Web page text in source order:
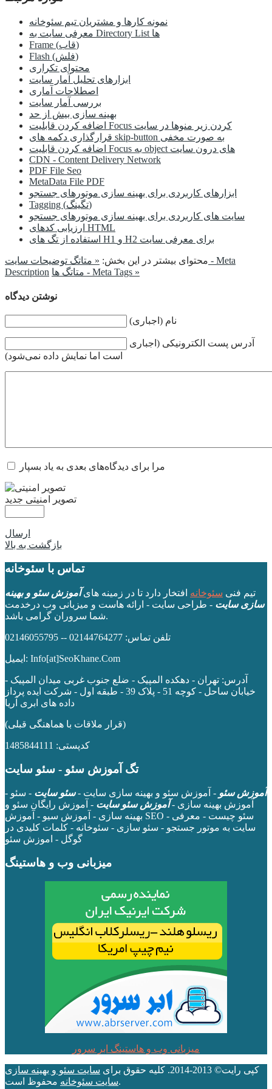
نمونه کارها و مشتریان تیم سئوخانه
معرفی سایت به Directory List ها
Frame (قاب)
Flash (فلش)
محتوای تکراری
ابزارهای تحلیل آمار سایت
اصطلاحات آماری
بررسی آمار سایت
بهینه سازی بیش از حد
اضافه کردن قابلیت Focus کردن زیر منوها در سایت
قرارگذاری دکمه های skip-button به صورت مخفی
اضافه کردن قابلیت Focus به object های درون سایت
CDN - Content Delivery Network
PDF File Seo
MetaData File PDF
ابزارهای کاربردی برای بهینه سازی موتورهای جستجو
Tagging (تگینگ)
سایت های کاربردی برای بهینه سازی موتورهای جستجو
ارزیابی کدهای HTML
استفاده از تگ های H1 و H2 برای معرفی سایت
محتوای بیشتر در این بخش: « متاتگ توضیحات سایت - Meta
Description
متاتگ ها - Meta Tags »
نوشتن دیدگاه
نام (اجباری)
آدرس پست الکترونیکی (اجباری
است اما نمایش داده نمی‌شود)
مرا برای دیدگاه‌های بعدی به یاد بسپار
تصویر امنیتی جدید
ارسال
بازگشت به بالا
تماس با سئوخانه
تیم فنی سئوخانه افتخار دارد تا در زمینه هایآموزش سئو و بهینه
سازی سایت - طراحی سایت - ارائه هاست و میزبانی وب درخدمت
شما سروران گرامی باشد.
تلفن تماس: 02144764277 -- 02146055795
ایمیل: Info[at]SeoKhane.Com
آدرس: تهران - دهکده المپیک - ضلع جنوب غربی میدان المپیک -
خیابان ساحل - کوچه 51 - پلاک 39 - طبقه اول
- شرکت ایده پرداز
داده های ابری آریا
(قرار ملاقات با هماهنگی قبلی)
کدپستی: 1485844111
تگ آموزش سئو - سئو سایت
آموزش سئو - آموزش سئو و بهینه سازی سایت -سئو سایت - سئو -
آموزش بهینه سازی -آموزش سئو سایت - آموزش رایگان سئو و
بهینه سازی - آموزش سیو - آموزش SEO - سئو چیست - معرفی
سایت به موتور جستجو - سئو سازی - سئوخانه - کلمات کلیدی در
گوگل - اموزش سئو
میزبانی وب و هاستینگ
میزبانی وب و هاستینگ ابر سرور
کپی رایت© 2013-2014. کلیه حقوق برای
سایت سئو و بهینه سازی
سایت سئوخانهمحفوظ است.